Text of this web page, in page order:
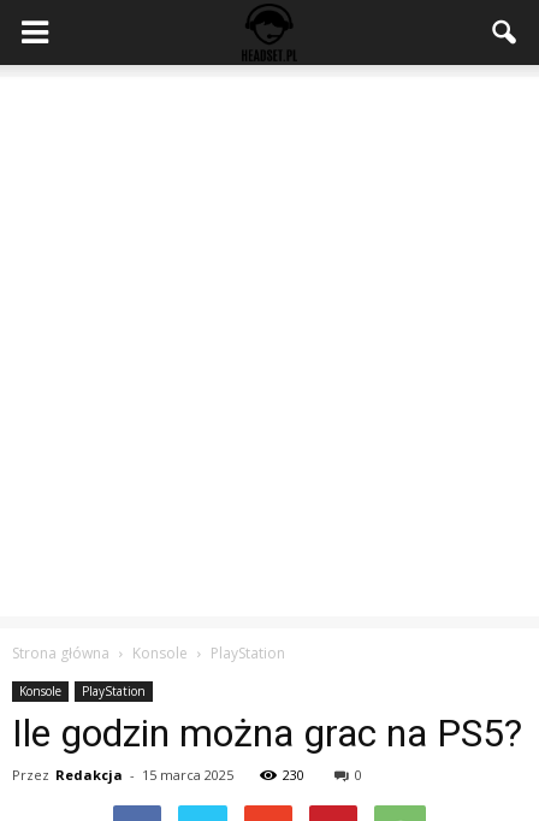
Strona główna Konsole PlayStation
Konsole PlayStation
Ile godzin można grac na PS5?
Przez Redakcja - 15 marca 2025 230 0